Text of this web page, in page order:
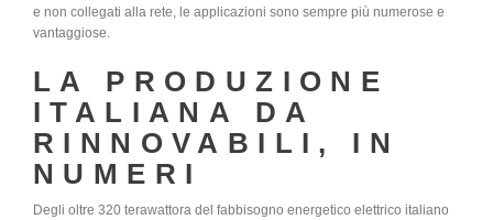
e non collegati alla rete, le applicazioni sono sempre più numerose e
vantaggiose.
LA PRODUZIONE
ITALIANA DA
RINNOVABILI, IN
NUMERI
Degli oltre 320 terawattora del fabbisogno energetico elettrico italiano